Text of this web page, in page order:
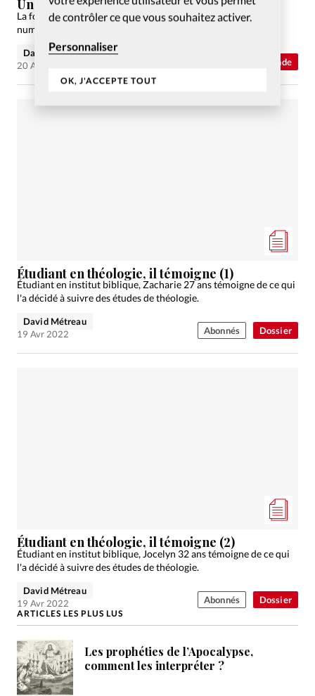
de contrôler ce que vous souhaitez activer.
Personnaliser
OK, J'ACCEPTE TOUT
Monde
Un corps bien coordonné
La formation biblique évolue vers une ère de plus en plus
numérique, mais l’appel reste le même.
David Métreau
20 Avr 2022
Dossier
Étudiant en théologie, il témoigne (1)
Étudiant en institut biblique, Zacharie 27 ans témoigne de ce qui
l'a décidé à suivre des études de théologie.
David Métreau
19 Avr 2022
Abonnés
Dossier
Étudiant en théologie, il témoigne (2)
Étudiant en institut biblique, Jocelyn 32 ans témoigne de ce qui
l'a décidé à suivre des études de théologie.
David Métreau
19 Avr 2022
Abonnés
ARTICLES LES PLUS LUS
Les prophéties de l’Apocalypse,
comment les interpréter ?